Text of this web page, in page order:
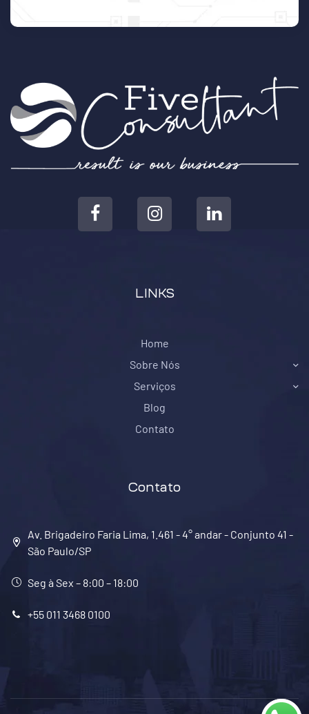
LINKS
Home
Sobre Nós
Serviços
Blog
Contato
Contato
Av. Brigadeiro Faria Lima, 1.461 - 4° andar - Conjunto 41 -
São Paulo/SP
Seg à Sex – 8:00 – 18:00
+55 011 3468 0100